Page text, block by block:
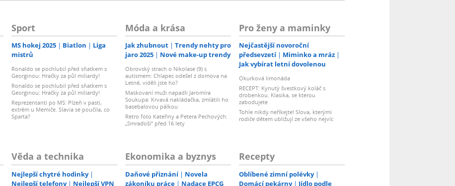
Sport
MS hokej 2025 Biatlon
Liga
mistrů
Ronaldo se pochlubil před sňatkem s
Georginou: Hračky za půl miliardy!
Ronaldo se pochlubil před sňatkem s
Georginou: Hračky za půl miliardy!
Reprezentanti po MS: Plzeň v pasti,
extrém u Memiče. Slavia se poučila, co
Sparta?
Móda a krása
Jak zhubnout
Trendy nehty pro
jaro 2025
Nové make-up trendy
Obrovský strach o Nikolase (9) s
autismem: Chlapec odešel z domova na
Letné, viděli jste ho?
Maskovaní muži napadli Jaromíra
Soukupa: Krvavá nakládačka, zmlátili ho
basebalovou pálkou
Retro foto Kateřiny a Petera Pechových:
„Smraďoši“ před 16 lety
Pro ženy a maminky
Nejčastější novoroční
předsevzetí
Miminko a mráz
Jak vybírat letní dovolenou
Okurková limonáda
RECEPT: Kynutý švestkový koláč s
drobenkou. Klasika, se kterou
zabodujete
Tohle nikdy neříkejte! Slova, kterými
rodiče dětem ubližují ze všeho nejvíc
Věda a technika
Nejlepší chytré hodinky
Nejlepší telefony
Nejlepší VPN
Ekonomika a byznys
Daňové přiznání
Novela
zákoníku práce
Nadace EPCG
Recepty
Oblíbené zimní polévky
Domácí pekárny
Jídlo podle